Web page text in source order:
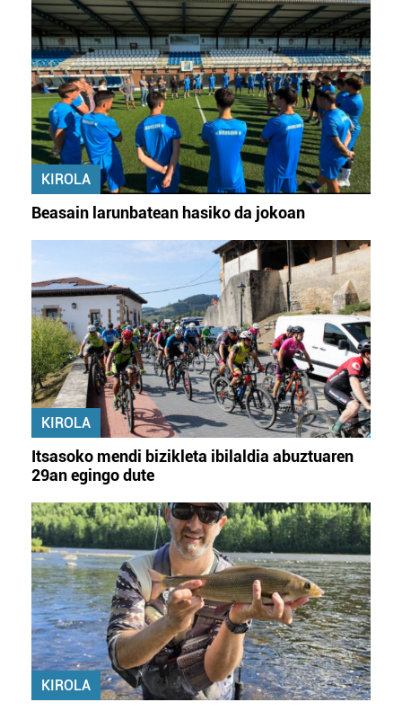
KIROLA
Beasain larunbatean hasiko da jokoan
KIROLA
Itsasoko mendi bizikleta ibilaldia abuztuaren
29an egingo dute
KIROLA